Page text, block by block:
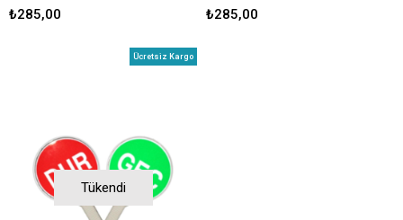
₺285,00 ₺285,00
Tükendi
Ücretsiz Kargo